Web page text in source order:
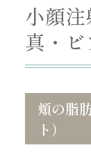
小顔
真・
頬の脂
ト）